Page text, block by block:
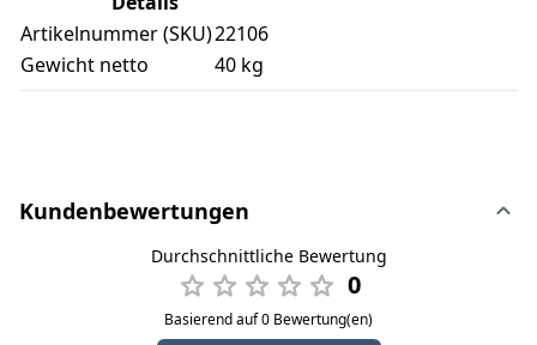
Artikelnummer (SKU)22106
Gewicht netto
40 kg
Kundenbewertungen
Durchschnittliche Bewertung
0
Basierend auf 0 Bewertung(en)